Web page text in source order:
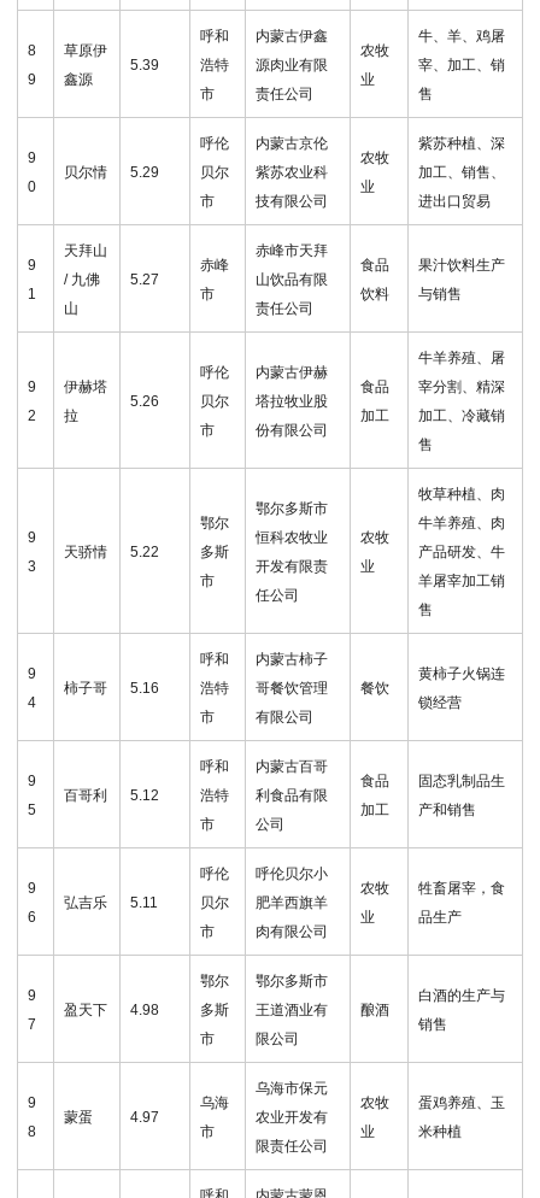
8
9
草原伊
鑫源
5.39
呼和
浩特
市
内蒙古伊鑫
源肉业有限
责任公司
农牧
业
牛、羊、鸡屠
宰、加工、销
售
9
0
贝尔情 5.29
呼伦
贝尔
市
内蒙古京伦
紫苏农业科
技有限公司
农牧
业
紫苏种植、深
加工、销售、
进出口贸易
9
1
天拜山
/ 九佛
山
5.27
赤峰
市
赤峰市天拜
山饮品有限
责任公司
食品
饮料
果汁饮料生产
与销售
9
2
伊赫塔
拉
5.26
呼伦
贝尔
市
内蒙古伊赫
塔拉牧业股
份有限公司
食品
加工
牛羊养殖、屠
宰分割、精深
加工、冷藏销
售
9
3
天骄情 5.22
鄂尔
多斯
市
鄂尔多斯市
恒科农牧业
开发有限责
任公司
农牧
业
牧草种植、肉
牛羊养殖、肉
产品研发、牛
羊屠宰加工销
售
9
4
柿子哥 5.16
呼和
浩特
市
内蒙古柿子
哥餐饮管理
有限公司
餐饮
黄柿子火锅连
锁经营
9
5
百哥利 5.12
呼和
浩特
市
内蒙古百哥
利食品有限
公司
食品
加工
固态乳制品生
产和销售
9
6
弘吉乐 5.11
呼伦
贝尔
市
呼伦贝尔小
肥羊西旗羊
肉有限公司
农牧
业
牲畜屠宰，食
品生产
9
7
盈天下 4.98
鄂尔
多斯
市
鄂尔多斯市
王道酒业有
限公司
酿酒
白酒的生产与
销售
9
8
蒙蛋 4.97
乌海
市
乌海市保元
农业开发有
限责任公司
农牧
业
蛋鸡养殖、玉
米种植